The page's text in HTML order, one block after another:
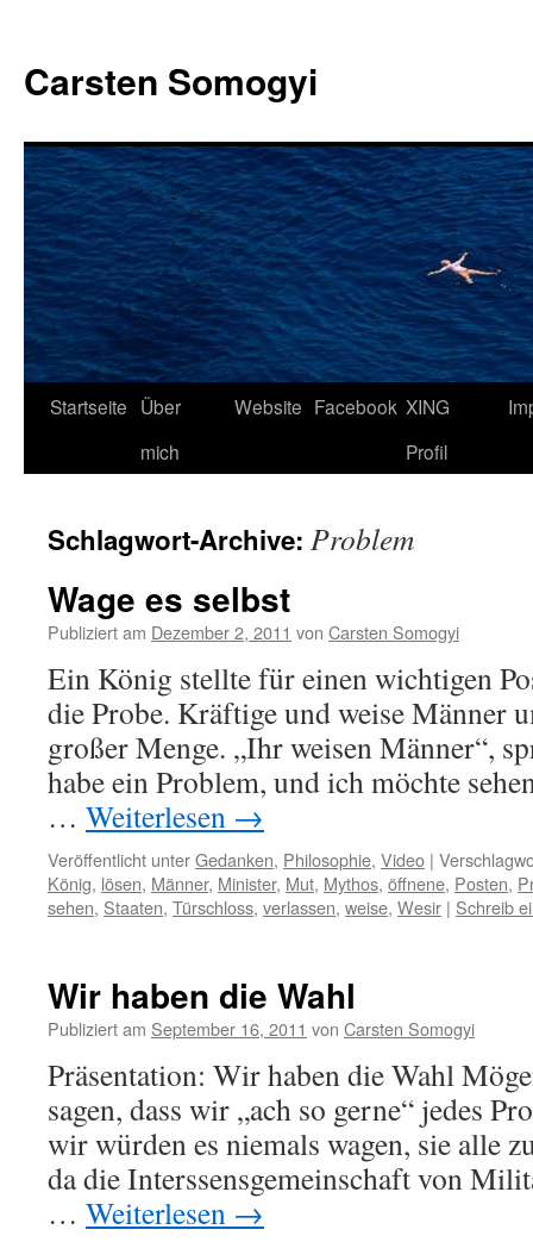
Carsten Somogyi
Zum
Startseite Über
mich
Website Facebook XING
Profil
Schlagwort-Archive: Problem
Wage es selbst
Publiziert am Dezember 2, 2011 von Carsten Somogyi
Ein König stellte für einen wichtigen
die Probe. Kräftige und weise Männer
großer Menge. „Ihr weisen Männer“,
habe ein Problem, und ich möchte
… Weiterlesen →
Veröffentlicht unterGedanken, Philosophie, Video |
König, lösen, Männer, Minister, Mut, Mythos, öffnene, Posten,
sehen, Staaten, Türschloss, verlassen, weise, Wesir | Schreib
Wir haben die Wahl
Publiziert am September 16, 2011 von Carsten Somogyi
Präsentation: Wir haben die Wahl
sagen, dass wir „ach so gerne“ jedes
wir würden es niemals wagen, sie alle
da die Interssensgemeinschaft von
… Weiterlesen →